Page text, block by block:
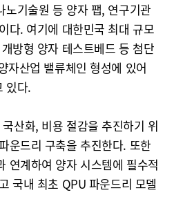
노기술원 등 양자 팹, 연구기관
다. 여기에 대한민국 최대 규모
방형 양자 테스트베드 등 첨단
자산업 밸류체인 형성에 있어
있다.
산화, 비용 절감을 추진하기 위
운드리 구축을 추진한다. 또한
연계하여 양자 시스템에 필수적
국내 최초 QPU 파운드리 모델